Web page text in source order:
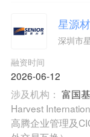
星源
深圳市
融资时间
2026-06-12
涉及机构： 富国
Harvest
高腾企业管理及